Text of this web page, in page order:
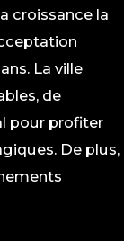
croissance la
La ville
de
pour profiter
De plus,